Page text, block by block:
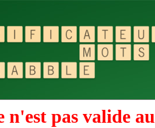
n'est pas valide au